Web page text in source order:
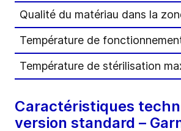
Qualité du matériau dans la
Température de
Température de stérilisation
Caractéristiques
version standard –